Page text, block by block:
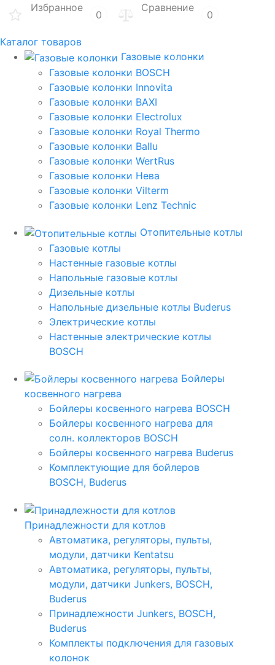
Избранное
0
Сравнение
0
Каталог товаров
Газовые колонки
Газовые колонки BOSCH
Газовые колонки Innovita
Газовые колонки BAXI
Газовые колонки Electrolux
Газовые колонки Royal Thermo
Газовые колонки Ballu
Газовые колонки WertRus
Газовые колонки Нева
Газовые колонки Vilterm
Газовые колонки Lenz Technic
Отопительные котлы
Газовые котлы
Настенные газовые котлы
Напольные газовые котлы
Дизельные котлы
Напольные дизельные котлы Buderus
Электрические котлы
Настенные электрические котлы
BOSCH
Бойлеры
косвенного нагрева
Бойлеры косвенного нагрева BOSCH
Бойлеры косвенного нагрева для
солн. коллекторов BOSCH
Бойлеры косвенного нагрева Buderus
Комплектующие для бойлеров
BOSCH, Buderus
Принадлежности для котлов
Автоматика, регуляторы, пульты,
модули, датчики Kentatsu
Автоматика, регуляторы, пульты,
модули, датчики Junkers, BOSCH,
Buderus
Принадлежности Junkers, BOSCH,
Buderus
Комплекты подключения для газовых
колонок